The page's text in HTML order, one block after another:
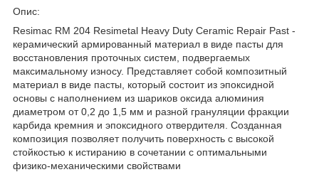
Опис:
Resimac RM 204 Resimetal Heavy Duty Ceramic Repair Past -
керамический армированный материал в виде пасты для
восстановления проточных систем, подвергаемых
максимальному износу. Представляет собой композитный
материал в виде пасты, который состоит из эпоксидной
основы с наполнением из шариков оксида алюминия
диаметром от 0,2 до 1,5 мм и разной грануляции фракции
карбида кремния и эпоксидного отвердителя. Созданная
композиция позволяет получить поверхность с высокой
стойкостью к истиранию в сочетании с оптимальными
физико-механическими свойствами